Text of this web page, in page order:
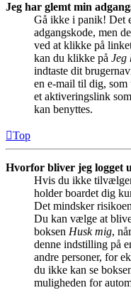
Jeg har glemt min
Gå ikke i panik! Det
adgangskode, men
ved at klikke på
kan du klikke på Jeg
indtaste dit
en e-mail til dig, som
et aktiveringslink
kan benyttes.
Top
Hvorfor bliver jeg logget
Hvis du ikke
holder boardet dig
Det mindsker
Du kan vælge at
boksen Husk mig,
denne indstilling på
andre personer, for
du ikke kan se
muligheden for